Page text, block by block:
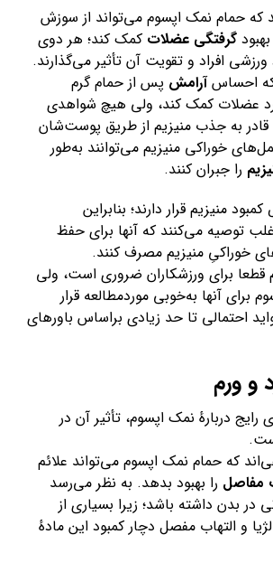
که حمام نمک اپسوم می‌تواند از سوزش
گرفتگی عضلات کمک کند؛ هر دوی
ورزشی افراد و تقویت آن تأثیر می‌گذارند.
احساسآرامش پس از حمام گرم
عضلات کمک کند، ولی هیچ شواهدی
قادر به جذب منیزیم از طریق پوست‌شان
خوراکی منیزیم می‌توانند به‌طور
را جبران کنند.
منیزیم قرار دارند؛ بنابراین
توصیه می‌کنند که آنها برای حفظ
خوراکیِ منیزیم مصرف کنند.
قطعا برای ورزشکاران ضروری است، ولی
برای آنها به‌خوبی موردمطالعه قرار
احتمالی تا حد زیادی براساس باورهای
رایج دربارهٔ نمک اپسوم، تأثیر آن در
که حمام نمک اپسوم می‌تواند علائم
مفاصل را بهبود بدهد. به‌ نظر می‌رسد
در بدن داشته باشد؛ زیرا بسیاری از
و التهاب مفصل دچار کمبود این مادهٔ